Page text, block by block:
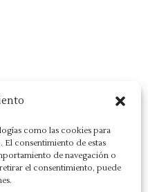
como las cookies para
consentimiento de estas
de navegación o
el consentimiento, puede